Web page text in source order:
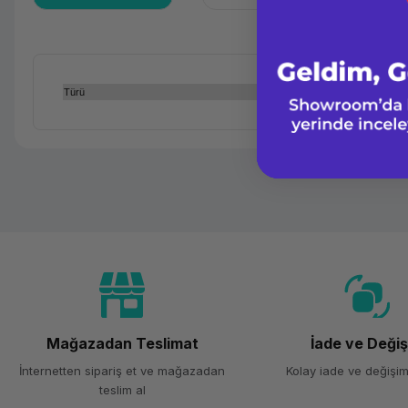
Türü
Mağazadan Teslimat
İnternetten sipariş et ve mağazadan
teslim al
İade ve
Kolay iade ve